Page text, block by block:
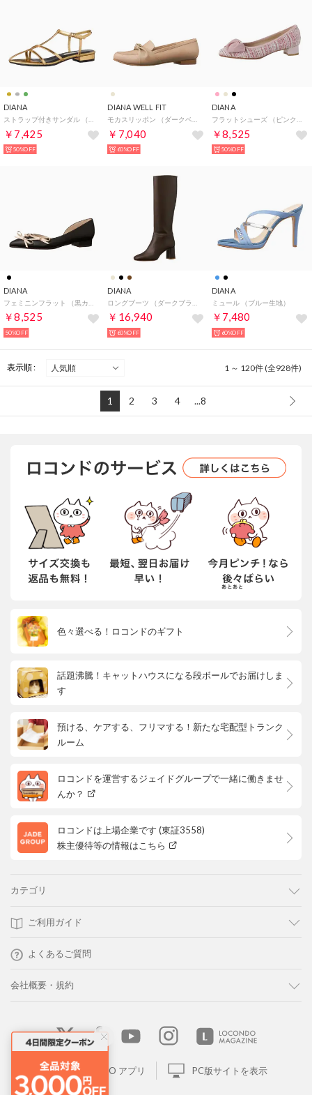
DIANA
￥7,425
50%OFF
DIANA WELL FIT
￥7,040
60%OFF
DIANA
￥8,525
50%OFF
DIANA
￥8,525
50%OFF
DIANA
￥16,940
60%OFF
DIANA
ミュール （ブルー生地）
￥7,480
60%OFF
表示順 : 1 ～ 120件 (全928件)
1 2 3 4 ...8
色々選べる！ロコンドのギフト
話題沸騰！キャットハウスになる段ボールでお届けしま
す
預ける、ケアする、フリマする！新たな宅配型トランク
ルーム
ロコンドを運営するジェイドグループで一緒に働きませ
んか？
ロコンドは上場企業です (東証3558)
株主優待等の情報はこちら
カテゴリ
ご利用ガイド
よくあるご質問
会社概要・規約
LOCONDO アプリ PC版サイトを表示